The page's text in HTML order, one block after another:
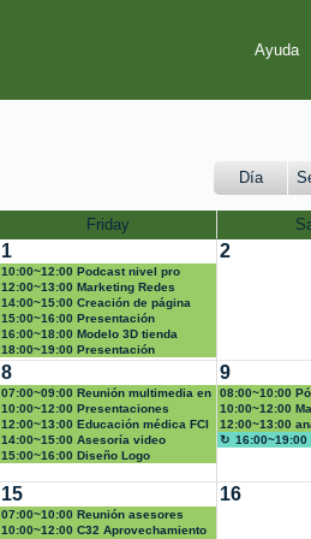
Ayuda
Día
Friday
1
10:00~12:00 Podcast nivel pro
12:00~13:00 Marketing Redes
sociales Diseño con IA Diseño web
14:00~15:00 Creación de página
web
15:00~16:00 Presentación
16:00~18:00 Modelo 3D tienda
18:00~19:00 Presentación
Sustentación
2
8
07:00~09:00 Reunión multimedia en
Quinta
10:00~12:00 Presentaciones
innovadoras
12:00~13:00 Educación médica FCI
14:00~15:00 Asesoría video
15:00~16:00 Diseño Logo
9
08:00~10:00
10:00~12:00
12:00~13:00
murillo
15
07:00~10:00 Reunión asesores
CRAI
10:00~12:00 C32 Aprovechamiento
16